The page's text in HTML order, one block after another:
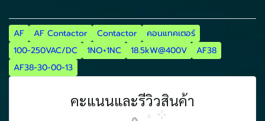
AF AF Contactor Contactor
คอนแทคเตอร์
100-250VAC/DC
1NO+1NC 18.5kW@400V
AF38
AF38-30-00-13
คะแนนและรีวิวสินค้า